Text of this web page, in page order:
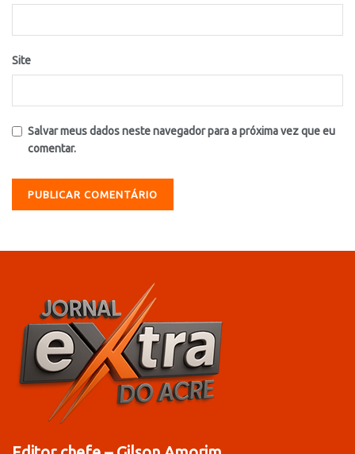
Site
Salvar meus dados neste navegador para a próxima vez que eu
comentar.